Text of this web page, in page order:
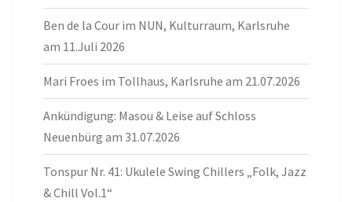
Ben de la Cour im NUN, Kulturraum, Karlsruhe
am 11.Juli 2026
Mari Froes im Tollhaus, Karlsruhe am 21.07.2026
Ankündigung: Masou & Leise auf Schloss
Neuenbürg am 31.07.2026
Tonspur Nr. 41: Ukulele Swing Chillers „Folk, Jazz
& Chill Vol.1“